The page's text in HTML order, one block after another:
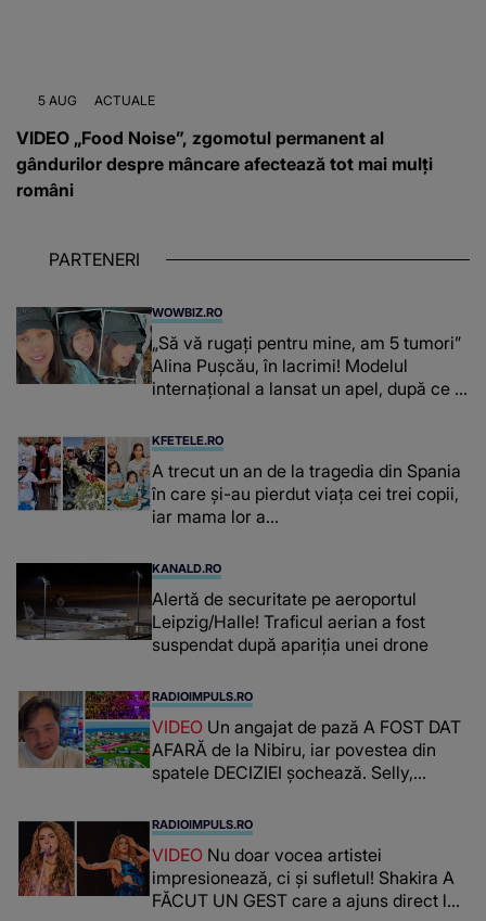
5 AUG ACTUALE
VIDEO „Food Noise”, zgomotul permanent al
gândurilor despre mâncare afectează tot mai mulți
români
PARTENERI
WOWBIZ.RO
„Să vă rugați pentru mine, am 5 tumori”
Alina Pușcău, în lacrimi! Modelul
internațional a lansat un apel, după ce a
KFETELE.RO
A trecut un an de la tragedia din Spania
în care și-au pierdut viața cei trei copii,
iar mama lor a…
KANALD.RO
Alertă de securitate pe aeroportul
Leipzig/Halle! Traficul aerian a fost
suspendat după apariția unei drone
RADIOIMPULS.RO
VIDEO Un angajat de pază A FOST DAT
AFARĂ de la Nibiru, iar povestea din
spatele DECIZIEI șochează. Selly,
CREDEA CĂ VA VEDEA AȘA CEVA: "Fix
în fața unui..."
RADIOIMPULS.RO
VIDEO Nu doar vocea artistei
impresionează, ci și sufletul! Shakira A
FĂCUT UN GEST care a ajuns direct la